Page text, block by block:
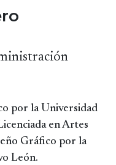
por la Universidad
en Artes
Gráfico por la
León.